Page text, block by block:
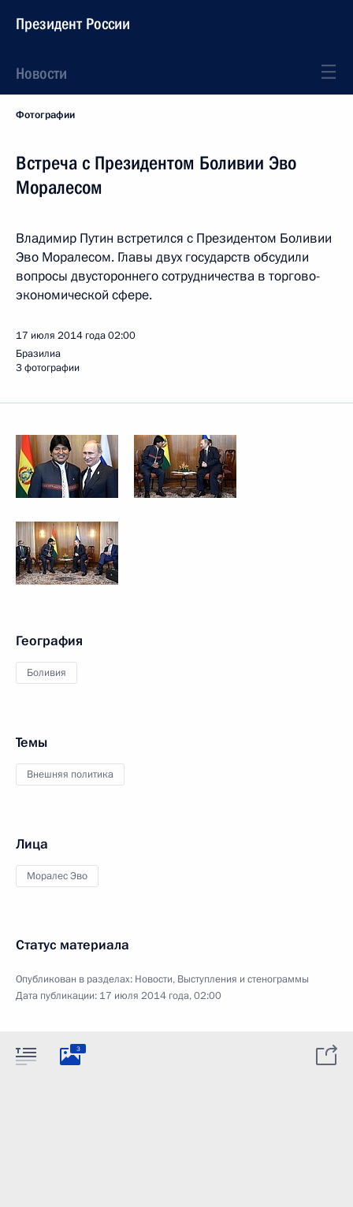
Президент России
Новости
Фотографии
Встреча с Президентом Боливии Эво
Моралесом
Владимир Путин встретился с Президентом Боливии
Эво Моралесом. Главы двух государств обсудили
вопросы двустороннего сотрудничества в торгово-
экономической сфере.
17 июля 2014 года02:00
Бразилиа
3 фотографии
География
Боливия
Темы
Внешняя политика
Лица
Моралес Эво
Статус материала
Опубликован в разделах: Новости, Выступления и стенограммы
Дата публикации: 17 июля 2014 года, 02:00
3